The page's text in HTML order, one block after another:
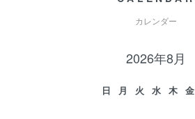
カレンダー
2026年8月
日 月 火 水 木 金